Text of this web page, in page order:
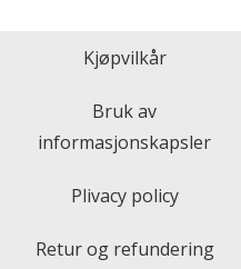
Kjøpvilkår
Bruk av
informasjonskapsler
Plivacy policy
Retur og refundering